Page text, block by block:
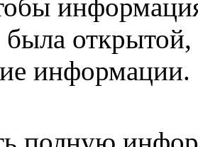
была открытой,
информации.